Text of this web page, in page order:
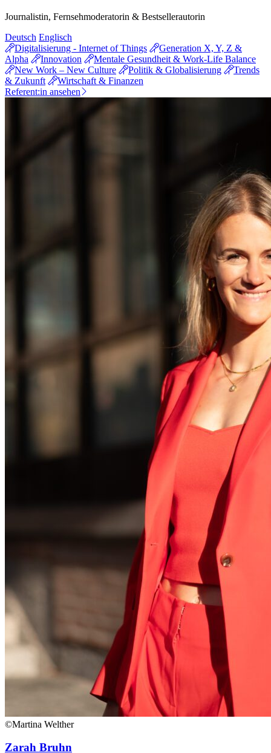
Journalistin, Fernsehmoderatorin & Bestsellerautorin
Deutsch Englisch
Digitalisierung - Internet of Things
Generation X, Y, Z &
Alpha
Innovation
Mentale Gesundheit & Work-Life Balance
New Work – New Culture
Politik & Globalisierung
Trends
& Zukunft
Wirtschaft & Finanzen
Referent:in ansehen
©Martina Welther
Zarah Bruhn